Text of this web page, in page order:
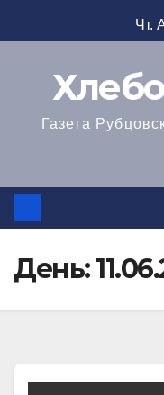
к
Чт.
Газета
День: